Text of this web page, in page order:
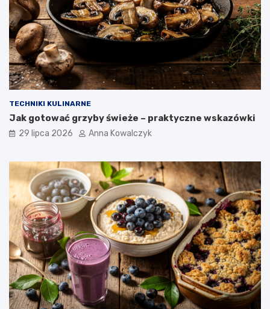
TECHNIKI KULINARNE
Jak gotować grzyby świeże – praktyczne wskazówki
29 lipca 2026 Anna Kowalczyk